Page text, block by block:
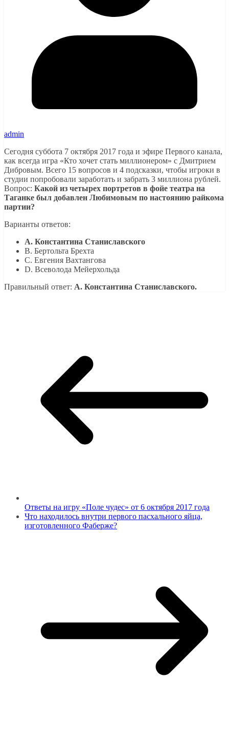
admin
Сегодня суббота 7 октября 2017 года и эфире Первого канала,
как всегда игра «Кто хочет стать миллионером» с Дмитрием
Дибровым. Всего 15 вопросов и 4 подсказки, чтобы игроки в
студии попробовали заработать и забрать 3 миллиона рублей.
Вопрос: Какой из четырех портретов в фойе театра на
Таганке был добавлен Любимовым по настоянию райкома
партии?
Варианты ответов:
A. Константина Станиславского
B. Бертольта Брехта
C. Евгения Вахтангова
D. Всеволода Мейерхольда
Правильный ответ: A. Константина Станиславского.
Ответы на игру «Поле чудес» от 6 октября 2017 года
Что находилось внутри первого пасхального яйца,
изготовленного Фаберже?